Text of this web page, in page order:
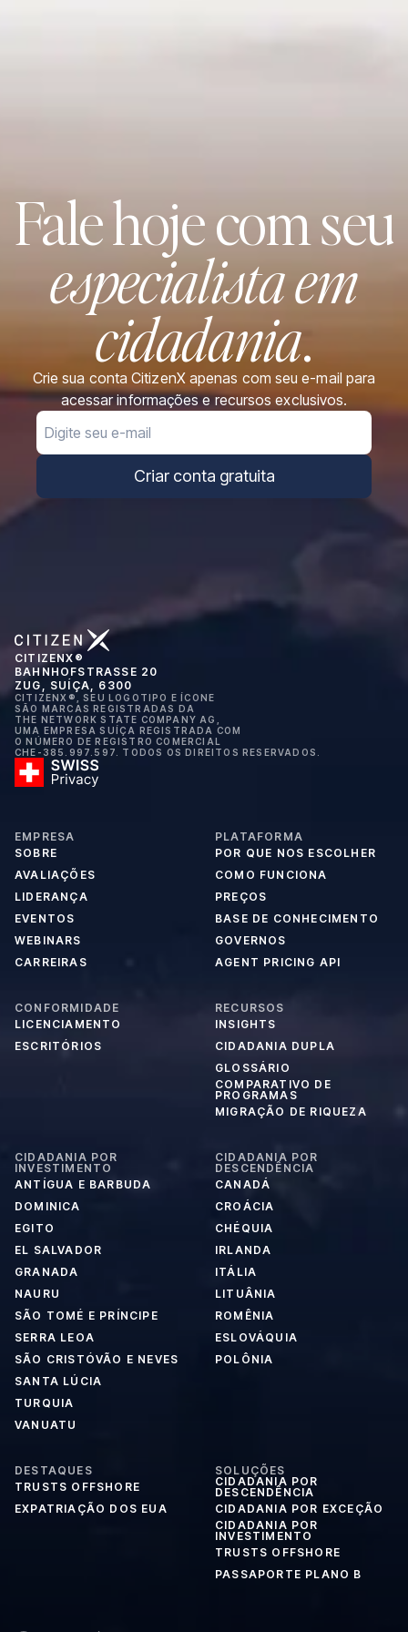
Fale hoje com seu
especialista em
cidadania.
Crie sua conta CitizenX apenas com seu e-mail para
acessar informações e recursos exclusivos.
Email
Criar conta gratuita
CITIZENX®
BAHNHOFSTRASSE 20
ZUG, SUÍÇA, 6300
CITIZENX®, SEU LOGOTIPO E ÍCONE
SÃO MARCAS REGISTRADAS DA
THE NETWORK STATE COMPANY AG,
UMA EMPRESA SUÍÇA REGISTRADA COM
O NÚMERO DE REGISTRO COMERCIAL
CHE-385.997.597. TODOS OS DIREITOS RESERVADOS.
EMPRESA
SOBRE
AVALIAÇÕES
LIDERANÇA
EVENTOS
WEBINARS
CARREIRAS
PLATAFORMA
POR QUE NOS ESCOLHER
COMO FUNCIONA
PREÇOS
BASE DE CONHECIMENTO
GOVERNOS
AGENT PRICING API
CONFORMIDADE
LICENCIAMENTO
ESCRITÓRIOS
RECURSOS
INSIGHTS
CIDADANIA DUPLA
GLOSSÁRIO
COMPARATIVO DE
PROGRAMAS
MIGRAÇÃO DE RIQUEZA
CIDADANIA POR
INVESTIMENTO
ANTÍGUA E BARBUDA
DOMINICA
EGITO
EL SALVADOR
GRANADA
NAURU
SÃO TOMÉ E PRÍNCIPE
SERRA LEOA
SÃO CRISTÓVÃO E NEVES
SANTA LÚCIA
TURQUIA
VANUATU
CIDADANIA POR
DESCENDÊNCIA
CANADÁ
CROÁCIA
CHÉQUIA
IRLANDA
ITÁLIA
LITUÂNIA
ROMÊNIA
ESLOVÁQUIA
POLÔNIA
DESTAQUES
TRUSTS OFFSHORE
EXPATRIAÇÃO DOS EUA
SOLUÇÕES
CIDADANIA POR
DESCENDÊNCIA
CIDADANIA POR EXCEÇÃO
CIDADANIA POR
INVESTIMENTO
TRUSTS OFFSHORE
PASSAPORTE PLANO B